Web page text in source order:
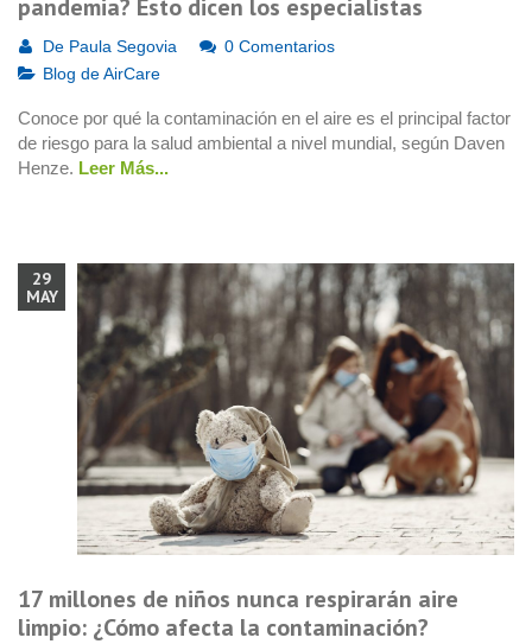
pandemia? Esto dicen los especialistas
De Paula Segovia
0 Comentarios
Blog de AirCare
Conoce por qué la contaminación en el aire es el principal factor
de riesgo para la salud ambiental a nivel mundial, según Daven
Henze. Leer Más...
29
MAY
17 millones de niños nunca respirarán aire
limpio: ¿Cómo afecta la contaminación?